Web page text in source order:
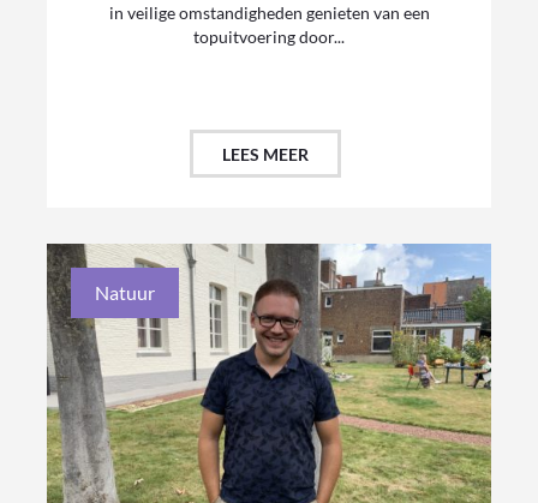
in veilige omstandigheden genieten van een
topuitvoering door...
LEES MEER
Natuur